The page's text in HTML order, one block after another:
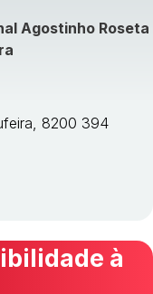
Agostinho Roseta
8200 394
à